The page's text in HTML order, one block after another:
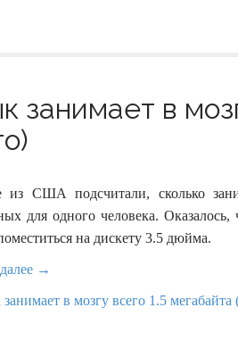
занимает в
из США подсчитали, сколько
для одного человека.
на дискету 3.5 дюйма.
→